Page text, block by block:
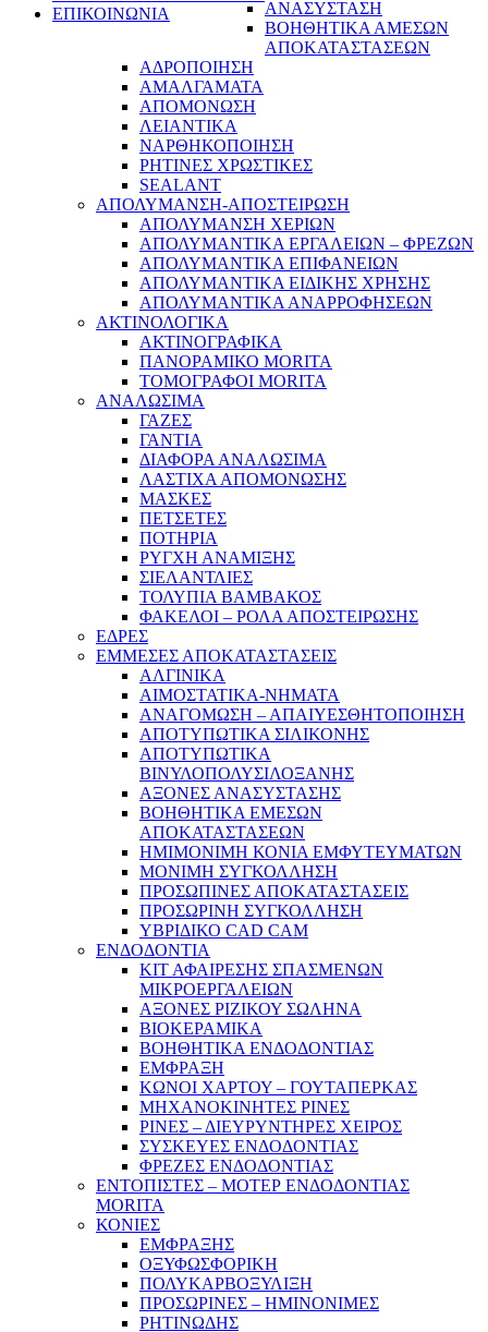
ΕΠΙΚΟΙΝΩΝΙΑ
ΑΝΑΣΥΣΤΑΣΗ
ΒΟΗΘΗΤΙΚΑ ΑΜΕΣΩΝ
ΑΠΟΚΑΤΑΣΤΑΣΕΩΝ
ΑΔΡΟΠΟΙΗΣΗ
ΑΜΑΛΓΑΜΑΤΑ
ΑΠΟΜΟΝΩΣΗ
ΛΕΙΑΝΤΙΚΑ
ΝΑΡΘΗΚΟΠΟΙΗΣΗ
ΡΗΤΙΝΕΣ ΧΡΩΣΤΙΚΕΣ
SEALANT
ΑΠΟΛΥΜΑΝΣΗ-ΑΠΟΣΤΕΙΡΩΣΗ
ΑΠΟΛΥΜΑΝΣΗ ΧΕΡΙΩΝ
ΑΠΟΛΥΜΑΝΤΙΚΑ ΕΡΓΑΛΕΙΩΝ – ΦΡΕΖΩΝ
ΑΠΟΛΥΜΑΝΤΙΚΑ ΕΠΙΦΑΝΕΙΩΝ
ΑΠΟΛΥΜΑΝΤΙΚΑ ΕΙΔΙΚΗΣ ΧΡΗΣΗΣ
ΑΠΟΛΥΜΑΝΤΙΚΑ ΑΝΑΡΡΟΦΗΣΕΩΝ
ΑΚΤΙΝΟΛΟΓΙΚΑ
ΑΚΤΙΝΟΓΡΑΦΙΚΑ
ΠΑΝΟΡΑΜΙΚΟ MORITA
ΤΟΜΟΓΡΑΦΟΙ MORITA
ΑΝΑΛΩΣΙΜΑ
ΓΑΖΕΣ
ΓΑΝΤΙΑ
ΔΙΑΦΟΡΑ ΑΝΑΛΩΣΙΜΑ
ΛΑΣΤΙΧΑ ΑΠΟΜΟΝΩΣΗΣ
ΜΑΣΚΕΣ
ΠΕΤΣΕΤΕΣ
ΠΟΤΗΡΙΑ
ΡΥΓΧΗ ΑΝΑΜΙΞΗΣ
ΣΙΕΛΑΝΤΛΙΕΣ
ΤΟΛΥΠΙΑ ΒΑΜΒΑΚΟΣ
ΦΑΚΕΛΟΙ – ΡΟΛΑ ΑΠΟΣΤΕΙΡΩΣΗΣ
ΕΔΡΕΣ
ΕΜΜΕΣΕΣ ΑΠΟΚΑΤΑΣΤΑΣΕΙΣ
ΑΛΓΙΝΙΚΑ
ΑΙΜΟΣΤΑΤΙΚΑ-ΝΗΜΑΤΑ
ΑΝΑΓΟΜΩΣΗ – ΑΠΑΙΥΕΣΘΗΤΟΠΟΙΗΣΗ
ΑΠΟΤΥΠΩΤΙΚΑ ΣΙΛΙΚΟΝΗΣ
ΑΠΟΤΥΠΩΤΙΚΑ
ΒΙΝΥΛΟΠΟΛΥΣΙΛΟΞΑΝΗΣ
ΑΞΟΝΕΣ ΑΝΑΣΥΣΤΑΣΗΣ
ΒΟΗΘΗΤΙΚΑ ΕΜΕΣΩΝ
ΑΠΟΚΑΤΑΣΤΑΣΕΩΝ
ΗΜΙΜΟΝΙΜΗ ΚΟΝΙΑ ΕΜΦΥΤΕΥΜΑΤΩΝ
ΜΟΝΙΜΗ ΣΥΓΚΟΛΛΗΣΗ
ΠΡΟΣΩΠΙΝΕΣ ΑΠΟΚΑΤΑΣΤΑΣΕΙΣ
ΠΡΟΣΩΡΙΝΗ ΣΥΓΚΟΛΛΗΣΗ
ΥΒΡΙΔΙΚΟ CAD CAM
ΕΝΔΟΔΟΝΤΙΑ
ΚΙΤ ΑΦΑΙΡΕΣΗΣ ΣΠΑΣΜΕΝΩΝ
ΜΙΚΡΟΕΡΓΑΛΕΙΩΝ
ΑΞΟΝΕΣ ΡΙΖΙΚΟΥ ΣΩΛΗΝΑ
ΒΙΟΚΕΡΑΜΙΚΑ
ΒΟΗΘΗΤΙΚΑ ΕΝΔΟΔΟΝΤΙΑΣ
ΕΜΦΡΑΞΗ
ΚΩΝΟΙ ΧΑΡΤΟΥ – ΓΟΥΤΑΠΕΡΚΑΣ
ΜΗΧΑΝΟΚΙΝΗΤΕΣ ΡΙΝΕΣ
ΡΙΝΕΣ – ΔΙΕΥΡΥΝΤΗΡΕΣ ΧΕΙΡΟΣ
ΣΥΣΚΕΥΕΣ ΕΝΔΟΔΟΝΤΙΑΣ
ΦΡΕΖΕΣ ΕΝΔΟΔΟΝΤΙΑΣ
ΕΝΤΟΠΙΣΤΕΣ – ΜΟΤΕΡ ΕΝΔΟΔΟΝΤΙΑΣ
MORITA
ΚΟΝΙΕΣ
ΕΜΦΡΑΞΗΣ
ΟΞΥΦΩΣΦΟΡΙΚΗ
ΠΟΛΥΚΑΡΒΟΞΥΛΙΞΗ
ΠΡΟΣΩΡΙΝΕΣ – ΗΜΙΝΟΝΙΜΕΣ
ΡΗΤΙΝΩΔΗΣ